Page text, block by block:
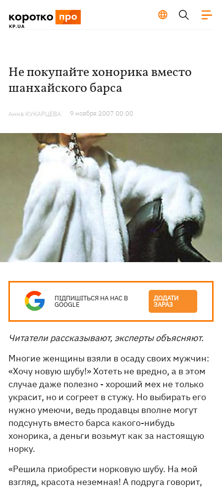
Не покупайте хонорика вместо
шанхайского барса
Анна КУКАРЦЕВА. 9 ноября 2007 00:00
ПІДПИШІТЬСЯ НА НАС В
GOOGLE
ДОДАТИ
ЗАРАЗ
Читатели рассказывают, эксперты объясняют.
Многие женщины взяли в осаду своих мужчин:
«Хочу новую шубу!» Хотеть не вредно, а в этом
случае даже полезно - хороший мех не только
украсит, но и согреет в стужу. Но выбирать его
нужно умеючи, ведь продавцы вполне могут
подсунуть вместо барса какого-нибудь
хонорика, а деньги возьмут как за настоящую
норку.
«Решила приобрести норковую шубу. На мой
взгляд, красота неземная! А подруга говорит,